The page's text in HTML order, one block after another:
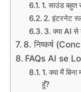
1. साउंड बहुत
2. इंटरनेट
3. क्या AI से
8. निष्कर्ष
FAQs AI se
1. क्या मैं
हूँ?